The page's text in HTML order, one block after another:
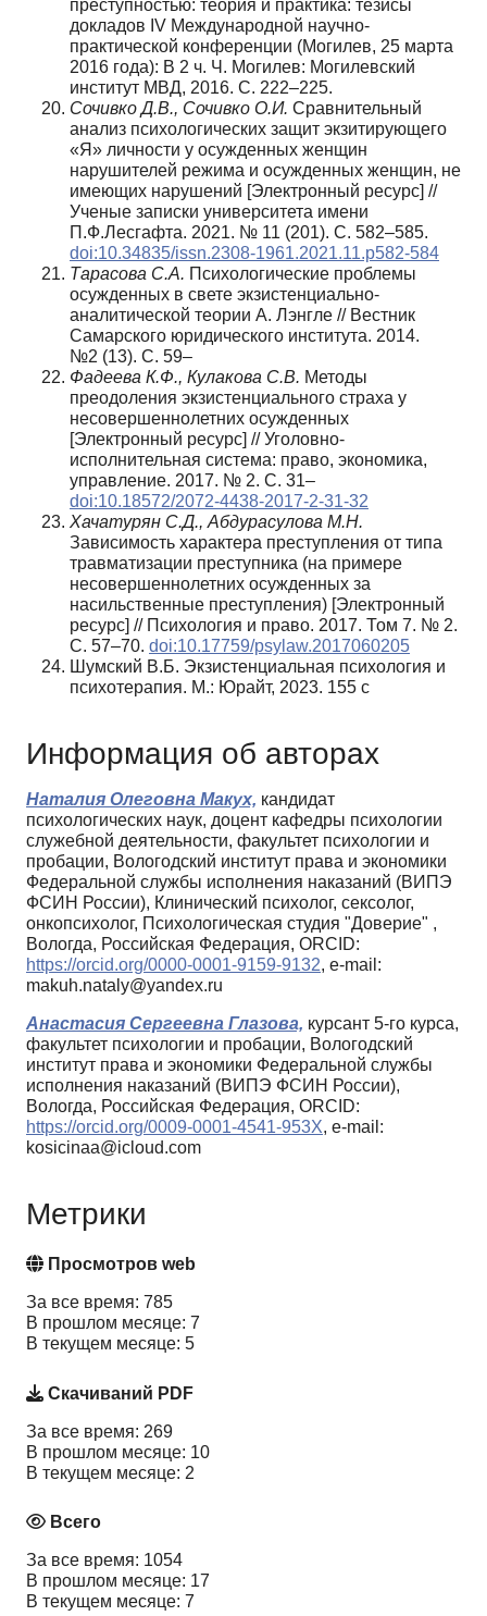
преступностью: теория и практика: тезисы
докладов IV Международной научно-
практической конференции (Могилев, 25 марта
2016 года): В 2 ч. Ч. Могилев: Могилевский
институт МВД, 2016. С. 222–225.
Сочивко Д.В., Сочивко О.И. Сравнительный
анализ психологических защит экзитирующего
«Я» личности у осужденных женщин
нарушителей режима и осужденных женщин, не
имеющих нарушений [Электронный ресурс] //
Ученые записки университета имени
П.Ф.Лесгафта. 2021. № 11 (201). С. 582–585.
doi:10.34835/issn.2308-1961.2021.11.p582-584
Тарасова С.А. Психологические проблемы
осужденных в свете экзистенциально-
аналитической теории А. Лэнгле // Вестник
Самарского юридического института. 2014.
№2 (13). С. 59–
Фадеева К.Ф., Кулакова С.В. Методы
преодоления экзистенциального страха у
несовершеннолетних осужденных
[Электронный ресурс] // Уголовно-
исполнительная система: право, экономика,
управление. 2017. № 2. С. 31–
doi:10.18572/2072-4438-2017-2-31-32
Хачатурян С.Д., Абдурасулова М.Н.
Зависимость характера преступления от типа
травматизации преступника (на примере
несовершеннолетних осужденных за
насильственные преступления) [Электронный
ресурс] // Психология и право. 2017. Том 7. № 2.
С. 57–70. doi:10.17759/psylaw.2017060205
Шумский В.Б. Экзистенциальная психология и
психотерапия. М.: Юрайт, 2023. 155 с
Информация об авторах
Наталия Олеговна Макух, кандидат
психологических наук, доцент кафедры психологии
служебной деятельности, факультет психологии и
пробации, Вологодский институт права и экономики
Федеральной службы исполнения наказаний (ВИПЭ
ФСИН России), Клинический психолог, сексолог,
онкопсихолог, Психологическая студия "Доверие" ,
Вологда, Российская Федерация, ORCID:
https://orcid.org/0000-0001-9159-9132, e-mail:
makuh.nataly@yandex.ru
Анастасия Сергеевна Глазова, курсант 5-го курса,
факультет психологии и пробации, Вологодский
институт права и экономики Федеральной службы
исполнения наказаний (ВИПЭ ФСИН России),
Вологда, Российская Федерация, ORCID:
https://orcid.org/0009-0001-4541-953X, e-mail:
kosicinaa@icloud.com
Метрики
Просмотров web
За все время: 785
В прошлом месяце: 7
В текущем месяце: 5
Скачиваний PDF
За все время: 269
В прошлом месяце: 10
В текущем месяце: 2
Всего
За все время: 1054
В прошлом месяце: 17
В текущем месяце: 7